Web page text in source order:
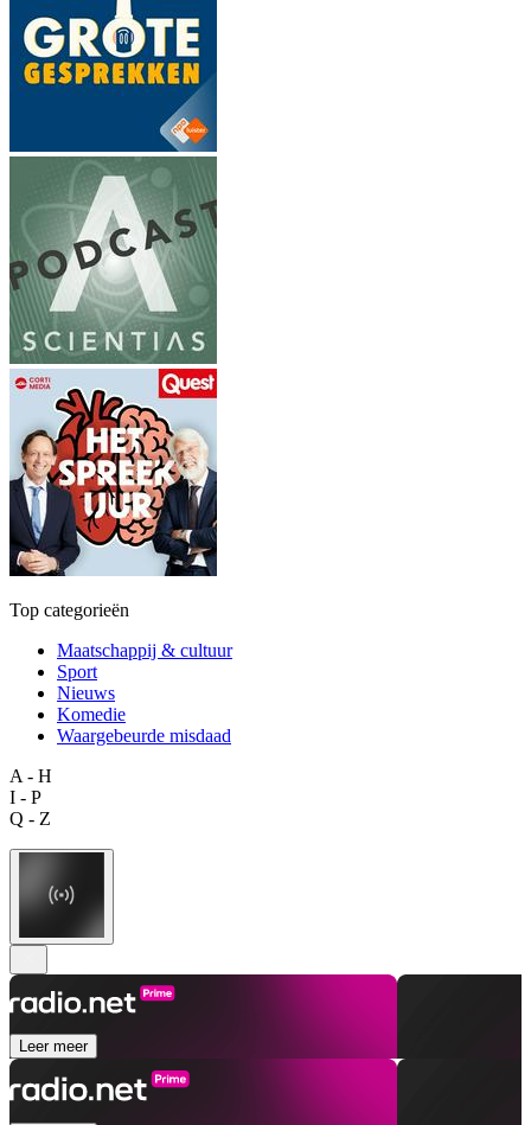
Top categorieën
Maatschappij & cultuur
Sport
Nieuws
Komedie
Waargebeurde misdaad
A - H
I - P
Q - Z
Leer meer